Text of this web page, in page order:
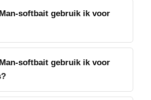
softbait gebruik ik voor
softbait gebruik ik voor